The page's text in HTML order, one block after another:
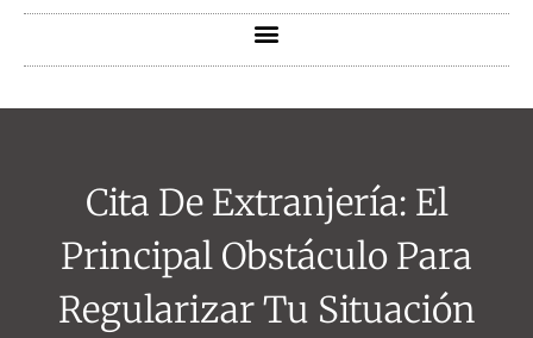
Cita De Extranjería: El
Principal Obstáculo Para
Regularizar Tu Situación